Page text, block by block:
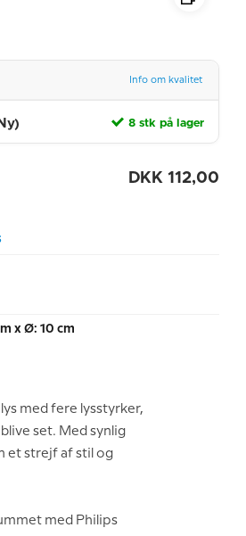
Info om kvalitet
8 stk på lager
DKK 112,00
x Ø: 10 cm
med fere lysstyrker,
set. Med synlig
et strejf af stil og
med Philips